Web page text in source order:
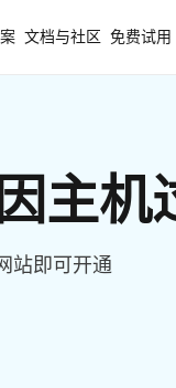
文档与社区 免费试用
主机
站即可开通